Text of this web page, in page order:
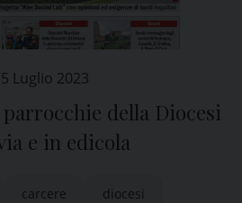
Luglio 2023
della Diocesi
e in edicola
carcere diocesi